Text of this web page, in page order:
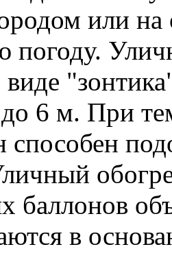
или
погоду.
6 м. При
способен
баллонов
в